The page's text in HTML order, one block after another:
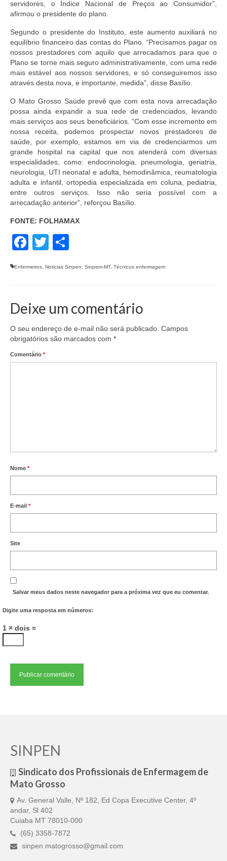
servidores, o Índice Nacional de Preços ao Consumidor”,
afirmou o presidente do plano.
Segundo o presidente do Instituto, este aumento auxiliará no
equilíbrio financeiro das contas do Plano. “Precisamos pagar os
nossos prestadores com aquilo que arrecadamos para que o
Plano se torne mais seguro administrativamente, com uma rede
mais estável aos nossos servidores, e só conseguiremos isso
através desta nova, e importante, medida”, disse Basílio.
O Mato Grosso Saúde prevê que com esta nova arrecadação
possa ainda expandir a sua rede de credenciados, levando
mais serviços aos seus beneficiários. “Com esse incremento em
nossa receita, podemos prospectar novos prestadores de
saúde, por exemplo, estamos em via de credenciarmos um
grande hospital na capital que nos atenderá com diversas
especialidades, como: endocrinologia, pneumologia, geriatria,
neurologia, UTI neonatal e adulta, hemodinâmica, reumatologia
adulta e infantil, ortopedia especializada em coluna, pediatria,
entre outros serviços. Isso não seria possível com a
arrecadação anterior”, reforçou Basílio.
FONTE: FOLHAMAX
Facebook
Twitter
Enfermeiros, Noticias Sinpen, Sinpem-MT, Técnicos enfermagem
Deixe um comentário
O seu endereço de e-mail não será publicado. Campos
obrigatórios são marcados com *
Comentário *
Nome *
E-mail *
Site
Salvar meus dados neste navegador para a próxima vez que eu comentar.
Digite uma resposta em números:
1 × dois =
SINPEN
Sindicato dos Profissionais de Enfermagem de
Mato Grosso
Av. General Valle, Nº 182, Ed Copa Executive Center, 4º
andar, Sl 402
Cuiaba MT 78010-000
(65) 3358-7872
sinpen.matogrosso@gmail.com